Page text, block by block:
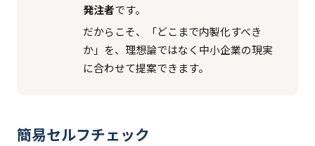
発注者です。
だからこそ、「どこまで内製化すべき
か」を、理想論ではなく中小企業の現実
に合わせて提案できます。
簡易セルフチェック